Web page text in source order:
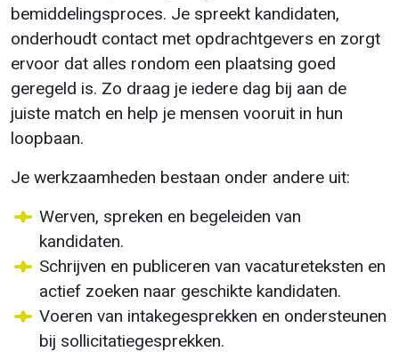
bemiddelingsproces. Je spreekt kandidaten,
onderhoudt contact met opdrachtgevers en zorgt
ervoor dat alles rondom een plaatsing goed
geregeld is. Zo draag je iedere dag bij aan de
juiste match en help je mensen vooruit in hun
loopbaan.
Je werkzaamheden bestaan onder andere uit:
Werven, spreken en begeleiden van
kandidaten.
Schrijven en publiceren van vacatureteksten en
actief zoeken naar geschikte kandidaten.
Voeren van intakegesprekken en ondersteunen
bij sollicitatiegesprekken.